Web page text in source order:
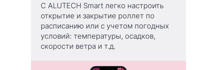
С ALUTECH Smart легко настроить
открытие и закрытие роллет по
расписанию или с учетом погодных
условий: температуры, осадков,
скорости ветра и т.д.